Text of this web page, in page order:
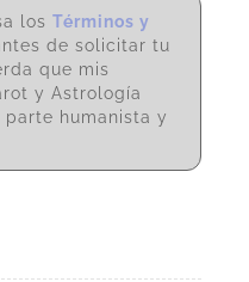
los Términos y
de solicitar tu
que mis
y Astrología
humanista y